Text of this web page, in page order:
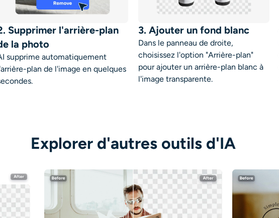
Supprimer l'arrière-plan
la photo
supprime automatiquement
plan de l'image en quelques
3. Ajouter un fond blanc
Dans le panneau de droite,
choisissez l'option "Arrière-plan"
pour ajouter un arrière-plan blanc à
l'image transparente.
Explorer d'autres outils d'IA